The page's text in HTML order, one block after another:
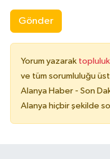
Gönder
Yorum yazarak topluluk
ve tüm sorumluluğu
Alanya Haber - Son
Alanya hiçbir şekilde